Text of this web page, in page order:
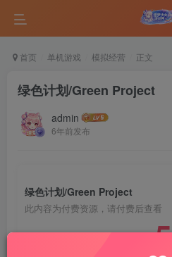
首页 单机游戏 模拟经营 正文
绿色计划/Green Project
admin
6年前发布
绿色计划/Green Project
此内容为付费资源，请付费后查看
5